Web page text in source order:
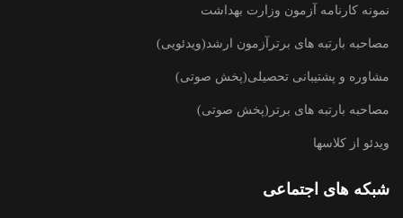
نمونه کارنامه آزمون وزارت بهداشت
مصاحبه بارتبه های برترآزمون ارشد(ویدئویی)
مشاوره و پشتیبانی تحصیلی(پخش صوتی)
مصاحبه بارتبه های برتر(پخش صوتی)
ویدئو از کلاسها
شبکه های اجتماعی